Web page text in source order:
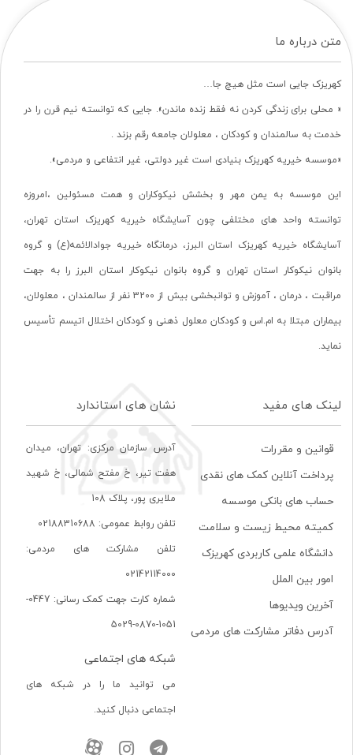
متن درباره ما
کهریزک جایی است مثل هیچ جا…
« محلی برای زندگی کردن نه فقط زنده ماندن». جایی که توانسته نیم قرن را در
خدمت به سالمندان و کودکان ، معلولان جامعه رقم بزند .
«موسسه خیریه کهریزک بنیادی است غیر دولتی، غیر انتفاعی و مردمی».
این موسسه به یمن مهر و بخشش نیکوکاران و همت مسئولین ،امروزه
توانسته واحد های مختلفی چون آسایشگاه خیریه کهریزک استان تهران،
آسایشگاه خیریه کهریزک استان البرز، درمانگاه خیریه جوادالائمه(ع) و گروه
بانوان نیکوکار استان تهران و گروه بانوان نیکوکار استان البرز را به جهت
مراقبت ، درمان ، آموزش و توانبخشی بیش از 3200 نفر از سالمندان ، معلولان،
بیماران مبتلا به ام.اس و کودکان معلول ذهنی و کودکان اختلال اتیسم تأسیس
نماید.
لینک های مفید
قوانین و مقررات
پرداخت آنلاین کمک های نقدی
حساب های بانکی موسسه
کمیته محیط زیست و سلامت
دانشگاه علمی کاربردی کهریزک
امور بین الملل
آخرین ویدیوها
آدرس دفاتر مشارکت های مردمی
نشان های استاندارد
آدرس سازمان مرکزی: تهران، ميدان
هفت تير، خ مفتح شمالی، خ شهيد
ملايری پور، پلاک 108
تلفن روابط عمومی: 02188310688
تلفن مشارکت های مردمی:
02142114000
شماره کارت جهت کمک رسانی: 0447-
1051-0870-5029
شبکه های اجتماعی
می توانید ما را در شبکه های
اجتماعی دنبال کنید.